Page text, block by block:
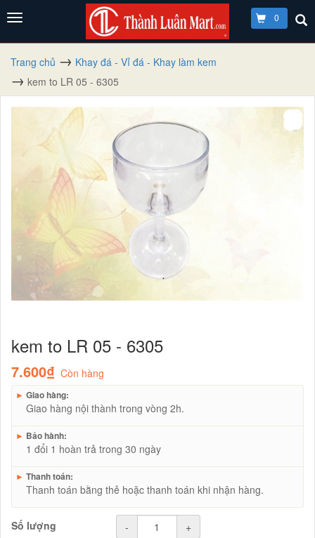
0
Trang chủ
Khay đá - Vỉ đá - Khay làm kem
kem to LR 05 - 6305
kem to LR 05 - 6305
7.600₫ Còn hàng
► Giao hàng:
Giao hàng nội thành trong vòng 2h.
► Bảo hành:
1 đổi 1 hoàn trả trong 30 ngày
► Thanh toán:
Thanh toán bằng thẻ hoặc thanh toán khi nhận hàng.
Số lượng - +